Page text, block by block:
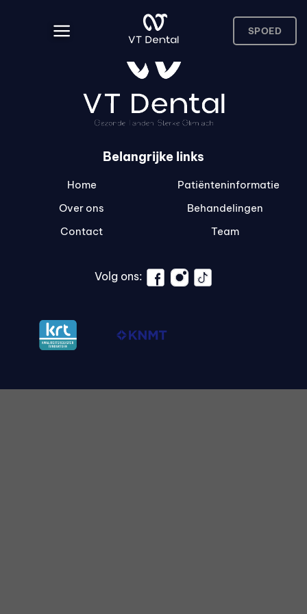
SPOED
Belangrijke links
Home
Over ons
Contact
Patiënteninformatie
Behandelingen
Team
Volg ons: